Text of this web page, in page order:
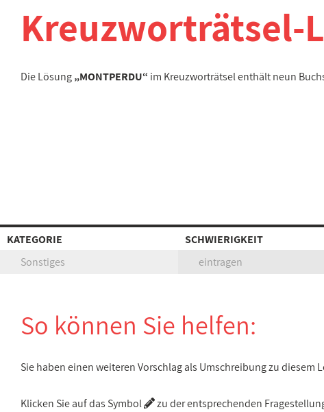
Kreuzworträtsel-
Die Lösung„MONTPERDU“ im Kreuzworträtsel enthält neun
KATEGORIE SCHWIERIGKEIT
Sonstiges
eintragen
So können Sie helfen:
Sie haben einen weiteren Vorschlag als Umschreibung zu diesem
Klicken Sie auf das Symbol zu der entsprechenden